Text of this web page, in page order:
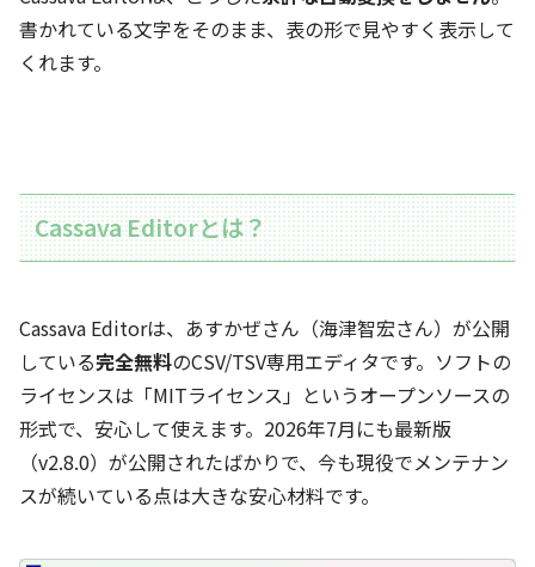
書かれている文字をそのまま、表の形で見やすく表示して
くれます。
Cassava Editorとは？
Cassava Editorは、あすかぜさん（海津智宏さん）が公開
している完全無料のCSV/TSV専用エディタです。ソフトの
ライセンスは「MITライセンス」というオープンソースの
形式で、安心して使えます。2026年7月にも最新版
（v2.8.0）が公開されたばかりで、今も現役でメンテナン
スが続いている点は大きな安心材料です。